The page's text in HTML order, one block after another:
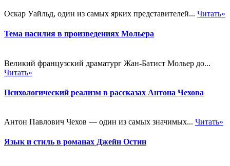
Оскар Уайльд, один из самых ярких представителей... Читать»
Тема насилия в произведениях Мольера
Великий французский драматург Жан-Батист Мольер до...
Читать»
Психологический реализм в рассказах Антона Чехова
Антон Павлович Чехов — один из самых значимых... Читать»
Язык и стиль в романах Джейн Остин